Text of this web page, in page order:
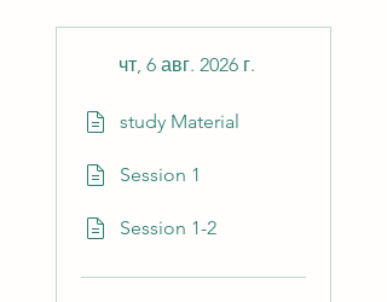
чт, 6 авг. 2026 г.
study Material
Session 1
Session 1-2